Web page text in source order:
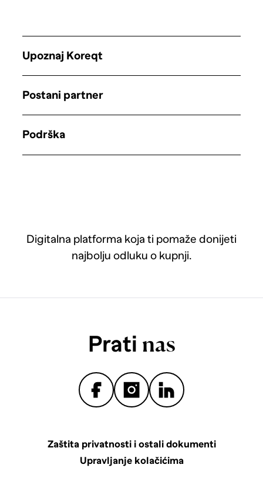
Digitalna platforma koja ti pomaže donijeti
najbolju odluku o kupnji.
Upoznaj Koreqt
Postani partner
Podrška
Prati nas
Zaštita privatnosti i ostali dokumenti
Upravljanje kolačićima